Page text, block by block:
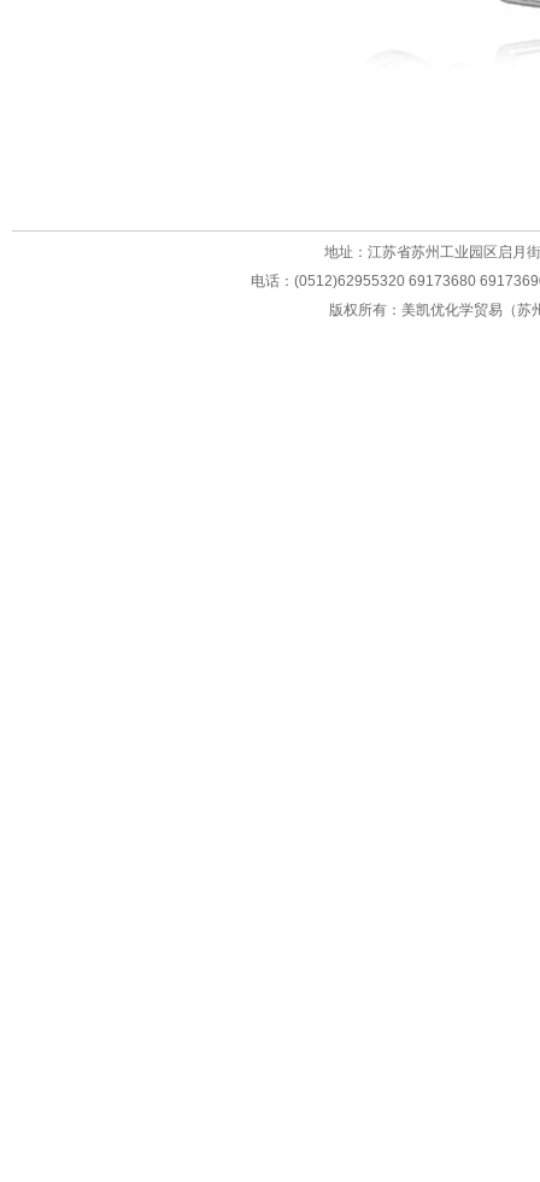
地址： 江苏省苏州工业园区启月
电话：(0512)62955320 69173680
版权所有：美凯优化学贸易（